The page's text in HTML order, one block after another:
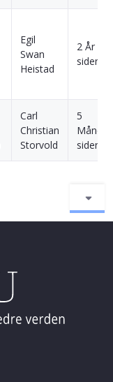
Egil
Swan
Heistad
2 År
siden
Carl
Christian
Storvold
5
siden